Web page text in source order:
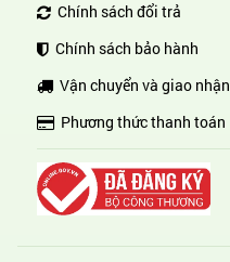
Chính sách đổi trả
Chính sách bảo hành
Vận chuyển và giao nhận
Phương thức thanh toán